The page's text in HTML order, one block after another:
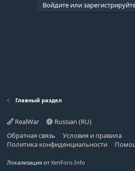
Войдите или
Главный раздел
RealWar
Russian (RU)
Обратная связь
Условия и правила
Политика конфиденциальности
Локализация от XenForo.Info